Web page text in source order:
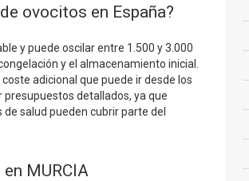
ovocitos en España?
y puede oscilar entre 1.500 y 3.000
y el almacenamiento inicial.
adicional que puede ir desde los
presupuestos detallados, ya que
salud pueden cubrir parte del
MURCIA